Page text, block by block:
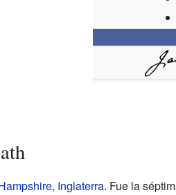
, Inglaterra. Fue la